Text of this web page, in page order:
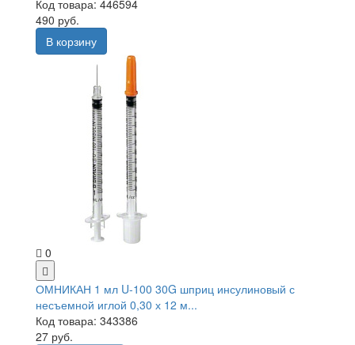
Код товара: 446594
490 руб.
В корзину
0
ОМНИКАН 1 мл U-100 30G шприц инсулиновый с
несъемной иглой 0,30 х 12 м...
Код товара: 343386
27 руб.